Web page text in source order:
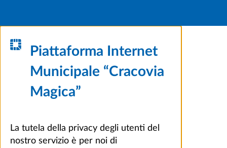
Piattaforma Internet
Municipale “Cracovia
Magica”
La tutela della privacy degli utenti del
nostro servizio è per noi di